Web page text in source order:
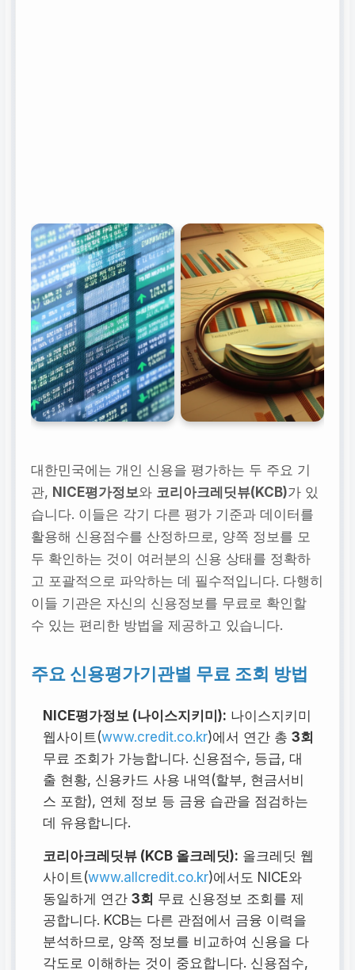
대한민국에는 개인 신용을 평가하는 두 주요 기
관, NICE평가정보와 코리아크레딧뷰(KCB)가 있
습니다. 이들은 각기 다른 평가 기준과 데이터를
활용해 신용점수를 산정하므로, 양쪽 정보를 모
두 확인하는 것이 여러분의 신용 상태를 정확하
고 포괄적으로 파악하는 데 필수적입니다. 다행히
이들 기관은 자신의 신용정보를 무료로 확인할
수 있는 편리한 방법을 제공하고 있습니다.
주요 신용평가기관별 무료 조회 방법
NICE평가정보 (나이스지키미): 나이스지키미
웹사이트(www.credit.co.kr)에서 연간 총3회
무료 조회가 가능합니다. 신용점수, 등급, 대
출 현황, 신용카드 사용 내역(할부, 현금서비
스 포함), 연체 정보 등 금융 습관을 점검하는
데 유용합니다.
코리아크레딧뷰 (KCB 올크레딧): 올크레딧 웹
사이트(www.allcredit.co.kr)에서도 NICE와
동일하게 연간3회 무료 신용정보 조회를 제
공합니다. KCB는 다른 관점에서 금융 이력을
분석하므로, 양쪽 정보를 비교하여 신용을 다
각도로 이해하는 것이 중요합니다. 신용점수,